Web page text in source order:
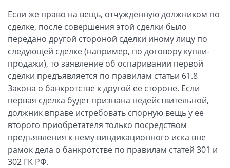
Если же право на вещь, отчужденную должником по
сделке, после совершения этой сделки было
передано другой стороной сделки иному лицу по
следующей сделке (например, по договору купли-
продажи), то заявление об оспаривании первой
сделки предъявляется по правилам статьи 61.8
Закона о банкротстве к другой ее стороне. Если
первая сделка будет признана недействительной,
должник вправе истребовать спорную вещь у ее
второго приобретателя только посредством
предъявления к нему виндикационного иска вне
рамок дела о банкротстве по правилам статей 301 и
302 ГК РФ.